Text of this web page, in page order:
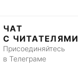
ЧАТ
С ЧИТАТЕЛЯМИ
Присоединяйтесь
в Телеграме